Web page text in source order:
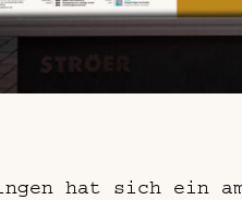
hat sich